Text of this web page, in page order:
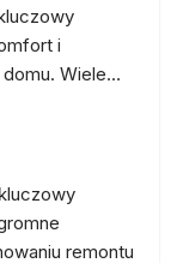
i
Wiele…
remontu